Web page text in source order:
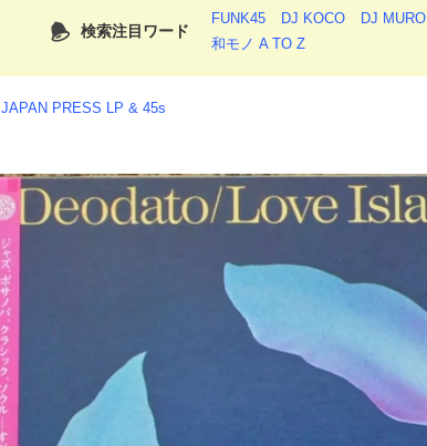
検索注目ワード
FUNK45 DJ KOCO DJ MURO
和モノ A TO Z
JAPAN PRESS LP & 45s